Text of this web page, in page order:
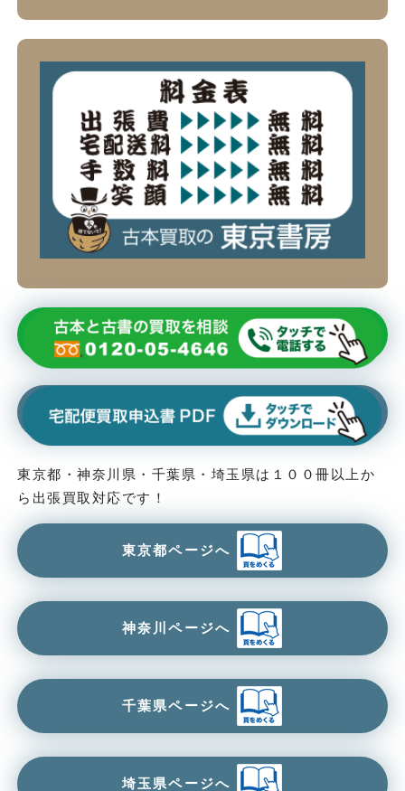
東京都・神奈川県・千葉県・埼玉県は１００冊以上か
ら出張買取対応です！
東京都ページへ
神奈川ページへ
千葉県ページへ
埼玉県ページへ